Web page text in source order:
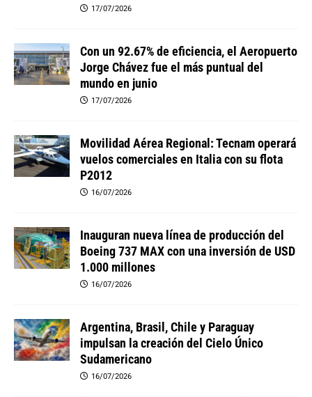
17/07/2026
Con un 92.67% de eficiencia, el Aeropuerto
Jorge Chávez fue el más puntual del
mundo en junio
17/07/2026
Movilidad Aérea Regional: Tecnam operará
vuelos comerciales en Italia con su flota
P2012
16/07/2026
Inauguran nueva línea de producción del
Boeing 737 MAX con una inversión de USD
1.000 millones
16/07/2026
Argentina, Brasil, Chile y Paraguay
impulsan la creación del Cielo Único
Sudamericano
16/07/2026